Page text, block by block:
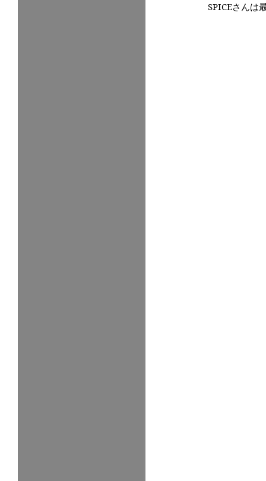
SPICEさんは